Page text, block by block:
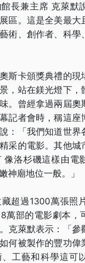
長兼主席 克萊默
區。這是全美最大
術、創作者、科學
斯卡頒獎典禮的現
，站在鎂光燈下，
。曾經拿過兩屆奧
記者會時，稱這座
：「我們知道世界
采的電影。其他城
像洛杉磯這樣由電
神廟地位一般。」
超過1300萬張照
萬部的電影劇本，
克萊默表示：「參
何被製作的豐功偉
工藝和科學這可